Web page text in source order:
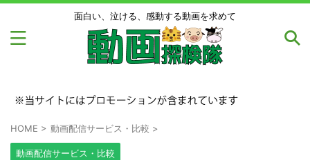
面白い、泣ける、感動する動画を求めて
HOME > 動画配信サービス・比較 >
動画配信サービス・比較